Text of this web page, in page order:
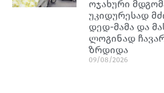
ოჯახური
უკიდურესად
დედ-მამა და
ლოგინად
ზრდიდა
09/08/2026